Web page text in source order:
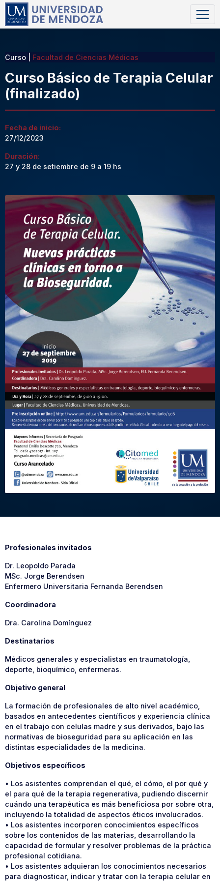
Curso | Facultad de Ciencias Médicas
Curso Básico de Terapia Celular
(finalizado)
Fecha de inicio:
27/12/2023
Duración:
27 y 28 de setiembre de 9 a 19 hs
Profesionales invitados
Dr. Leopoldo Parada
MSc. Jorge Berendsen
Enfermero Universitaria Fernanda Berendsen
Coordinadora
Dra. Carolina Domínguez
Destinatarios
Médicos generales y especialistas en traumatología,
deporte, bioquímico, enfermeras.
Objetivo general
La formación de profesionales de alto nivel académico,
basados en antecedentes científicos y experiencia clínica
en el trabajo con celulas madre y sus derivados, bajo las
normativas de bioseguridad para su aplicación en las
distintas especialidades de la medicina.
Objetivos específicos
• Los asistentes comprendan el qué, el cómo, el por qué y
el para qué de la terapia regenerativa, pudiendo discernir
cuándo una terapéutica es más beneficiosa por sobre otra,
incluyendo la totalidad de aspectos éticos involucrados.
• Los asistentes incorporen conocimientos específicos
sobre los contenidos de las materias, desarrollando la
capacidad de formular y resolver problemas de la práctica
profesional cotidiana.
• Los asistentes adquieran los conocimientos necesarios
para diagnosticar, indicar y tratar con la terapia celular en